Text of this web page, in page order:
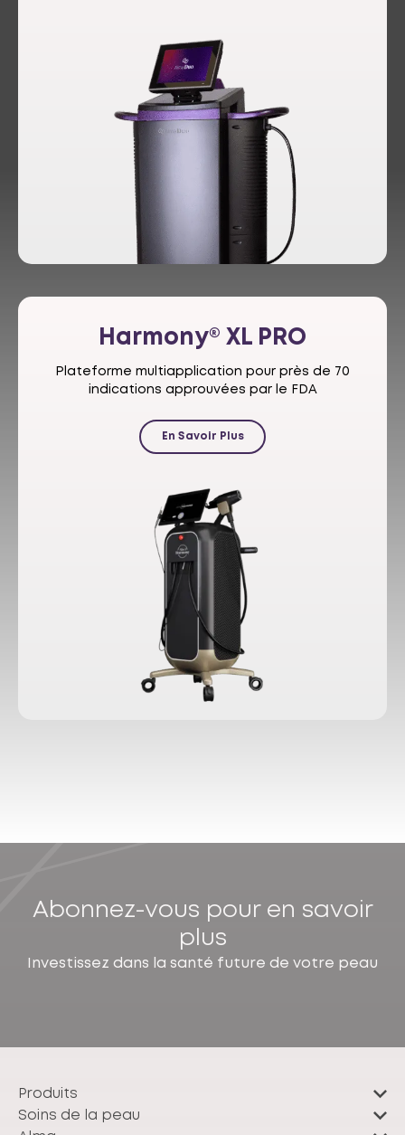
Harmony® XL PRO
Plateforme multiapplication pour près de 70
indications approuvées par le FDA
En Savoir Plus
Abonnez-vous pour en savoir
plus
Investissez dans la santé future de votre peau
Produits
Soins de la peau